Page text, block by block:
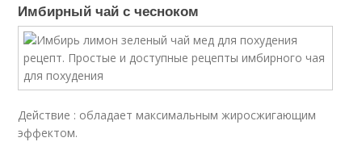
Имбирный чай с чесноком
Действие : обладает максимальным жиросжигающим
эффектом.